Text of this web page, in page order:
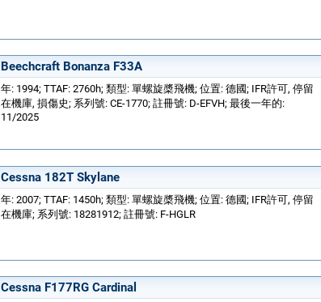
Beechcraft Bonanza F33A
年: 1994; TTAF: 2760h; 類型: 單螺旋槳飛機; 位置: 德國; IFR許可, 停留
在機庫, 損傷史; 系列號: CE-1770; 註冊號: D-EFVH; 最後一年的:
11/2025
Cessna 182T Skylane
年: 2007; TTAF: 1450h; 類型: 單螺旋槳飛機; 位置: 德國; IFR許可, 停留
在機庫; 系列號: 18281912; 註冊號: F-HGLR
Cessna F177RG Cardinal